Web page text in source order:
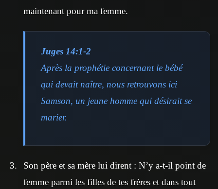
maintenant pour ma femme.
Juges 14:1-2
Après la prophétie concernant le bébé
qui devait naître, nous retrouvons ici
Samson, un jeune homme qui désirait se
marier.
Son père et sa mère lui dirent : N’y a-t-il point de
femme parmi les filles de tes frères et dans tout